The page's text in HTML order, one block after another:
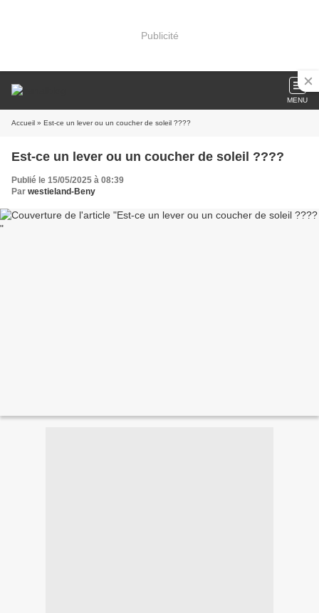
Publicité
MENU
Accueil » Est-ce un lever ou un coucher de soleil ????
Est-ce un lever ou un coucher de soleil ????
Publié le 15/05/2025 à 08:39
Par westieland-Beny